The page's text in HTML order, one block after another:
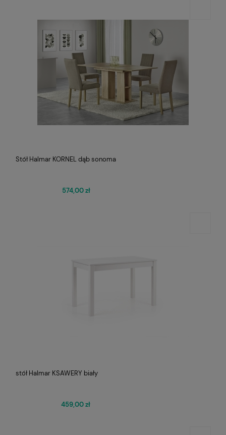
Stół Halmar KORNEL dąb sonoma
574,00 zł
stół Halmar KSAWERY biały
459,00 zł